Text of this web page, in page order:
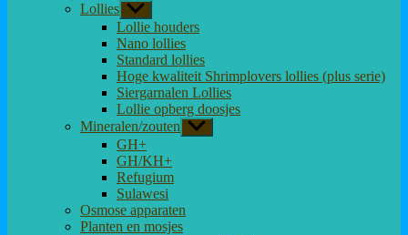
Lollies Toon
submenu
Lollie houders
Nano lollies
Standard lollies
Hoge kwaliteit Shrimplovers lollies (plus serie)
Siergarnalen Lollies
Lollie opberg doosjes
Mineralen/zouten Toon
submenu
GH+
GH/KH+
Refugium
Sulawesi
Osmose apparaten
Planten en mosjes